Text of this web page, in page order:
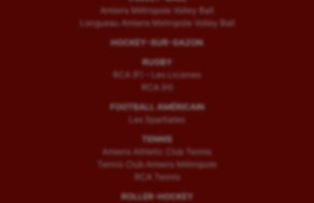
Amiens Métropole Volley Ball
Longueau Amiens Metropole Volley Ball
HOCKEY-SUR-GAZON
RUGBY
RCA (F) – Les Licornes
RCA (H)
FOOTBALL AMÉRICAIN
Les Spartiates
TENNIS
Amiens Athletic Club Tennis
Tennis Club Amiens Métropole
RCA Tennis
ROLLER-HOCKEY